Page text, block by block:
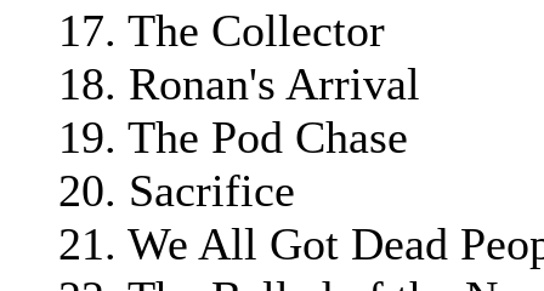
17. The Collector
18. Ronan's Arrival
19. The Pod Chase
20. Sacrifice
21. We All Got Dead